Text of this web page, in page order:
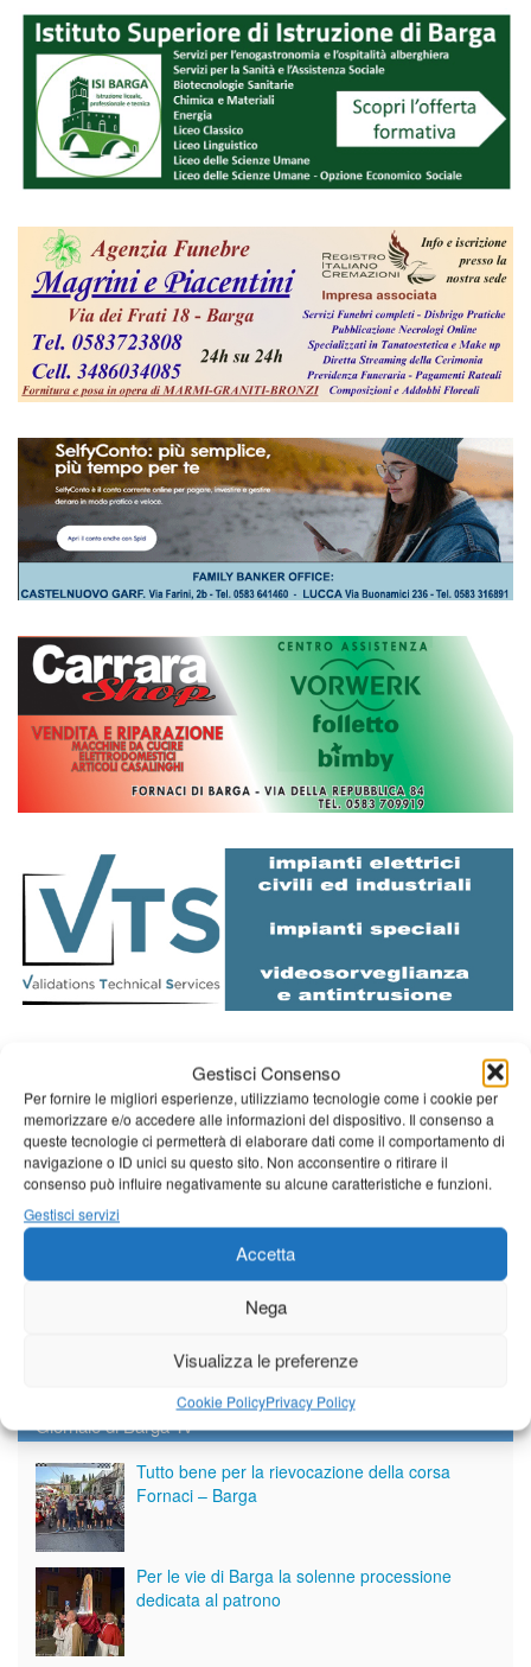
Gestisci Consenso
Per fornire le migliori esperienze, utilizziamo tecnologie come i cookie per
memorizzare e/o accedere alle informazioni del dispositivo. Il consenso a
queste tecnologie ci permetterà di elaborare dati come il comportamento di
navigazione o ID unici su questo sito. Non acconsentire o ritirare il
consenso può influire negativamente su alcune caratteristiche e funzioni.
Gestisci servizi
Accetta
Nega
Visualizza le preferenze
Cookie PolicyPrivacy Policy
Diretta NoiTv LIVE
Giornale di Barga Tv
Tutto bene per la rievocazione della corsa
Fornaci – Barga
Per le vie di Barga la solenne processione
dedicata al patrono